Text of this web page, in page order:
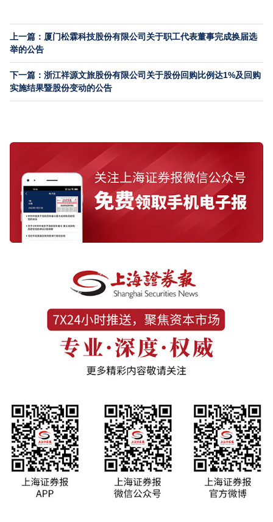
上一篇：厦门松霖科技股份有限公司关于职工代表董事完成换届选
举的公告
下一篇：浙江祥源文旅股份有限公司关于股份回购比例达1%及回购
实施结果暨股份变动的公告